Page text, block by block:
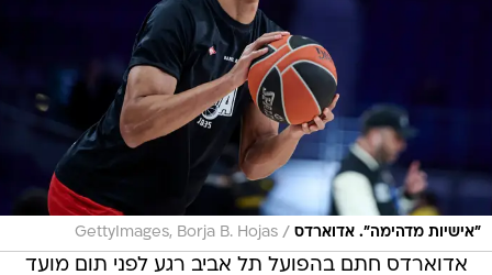
"אישיות מדהימה". אדוארדס /
GettyImages, Borja B. Hojas
אדוארדס חתם בהפועל תל אביב רגע לפני תום מועד